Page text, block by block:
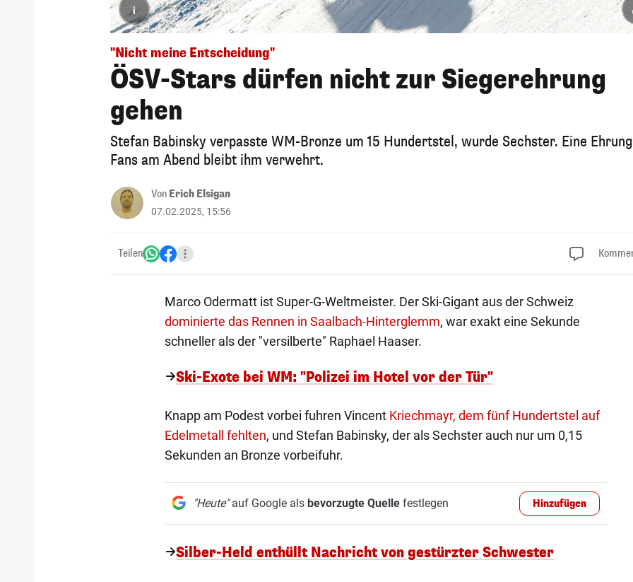
i
"Nicht meine Entscheidung"
ÖSV-Stars dürfen nicht zur Siegerehrung
gehen
Stefan Babinsky verpasste WM-Bronze um 15 Hundertstel, wurde Sechster. Eine
Fans am Abend bleibt ihm verwehrt.
Von Erich Elsigan
07.02.2025, 15:56
Teilen
Marco Odermatt ist Super-G-Weltmeister. Der Ski-Gigant aus der Schweiz
dominierte das Rennen in Saalbach-Hinterglemm, war exakt eine Sekunde
schneller als der "versilberte" Raphael Haaser.
Ski-Exote bei WM: "Polizei im Hotel vor der Tür"
Knapp am Podest vorbei fuhren Vincent Kriechmayr, dem fünf Hundertstel auf
Edelmetall fehlten, und Stefan Babinsky, der als Sechster auch nur um 0,15
Sekunden an Bronze vorbeifuhr.
"Heute"auf Google als bevorzugte Quellefestlegen Hinzufügen
Silber-Held enthüllt Nachricht von gestürzter Schwester